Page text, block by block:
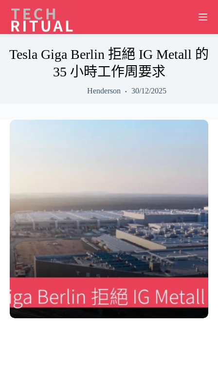
content
Tesla Giga Berlin 拒絕 IG Metall 的
35 小時工作周要求
Henderson 30/12/2025